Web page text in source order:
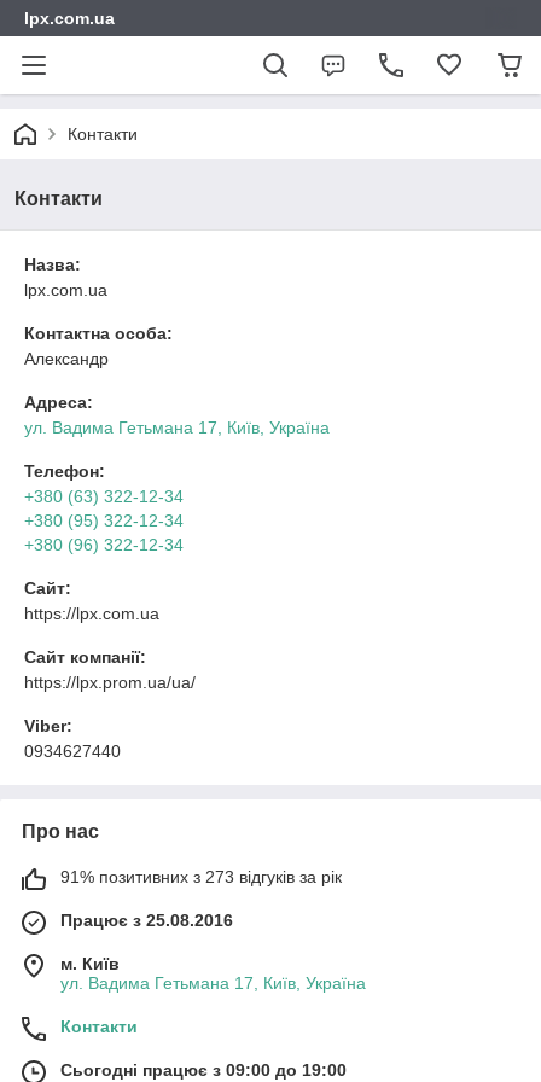
lpx.com.ua
Контакти
Контакти
Назва:
lpx.com.ua
Контактна особа:
Александр
Адреса:
ул. Вадима Гетьмана 17, Київ, Україна
Телефон:
+380 (63) 322-12-34
+380 (95) 322-12-34
+380 (96) 322-12-34
Сайт:
https://lpx.com.ua
Сайт компанії:
https://lpx.prom.ua/ua/
Viber:
0934627440
Про нас
91% позитивних з 273 відгуків за рік
Працює з 25.08.2016
м. Київ
ул. Вадима Гетьмана 17, Київ, Україна
Контакти
Сьогодні працює з 09:00 до 19:00